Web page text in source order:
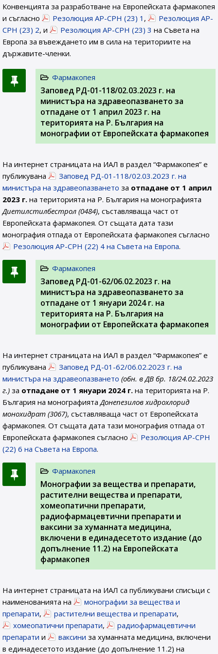
Конвенцията за разработване на Европейската фармакопея
и съгласно
Резолюция AP-CPH (23) 1 ,
Резолюция AP-
CPH (23) 2, и Резолюция AP-CPH (23) 3 на Съвета на
Европа за въвеждането им в сила на териториите на
държавите-членки.
Фармакопея
Заповед РД-01-118/02.03.2023 г. на
министъра на здравеопазването за
отпадане от 1 април 2023 г. на
територията на Р. България на
монографии от Европейската фармакопея
На интернет страницата на ИАЛ в раздел “Фармакопея” е
публикувана
Заповед РД-01-118/02.03.2023 г. на
министъра на здравеопазването за отпадане от 1 април
2023 г. на територията на Р. България на монографията
Диетилстилбестрол (0484), съставляваща част от
Европейската фармакопея. От същата дата тази
монография отпада от Европейската фармакопея съгласно
Резолюция AP-CPH (22) 4 на Съвета на Европа.
Фармакопея
Заповед РД-01-62/06.02.2023 г. на
министъра на здравеопазването за
отпадане от 1 януари 2024 г. на
територията на Р. България на
монографии от Европейската фармакопея
На интернет страницата на ИАЛ в раздел “Фармакопея” е
публикувана
Заповед РД-01-62/06.02.2023 г. на
министъра на здравеопазването (обн. в ДВ бр. 18/24.02.2023
г.) за отпадане от 1 януари 2024 г. на територията на Р.
България на монографиятаДонепезилов хидрохлорид
монохидрат (3067), съставляваща част от Европейската
фармакопея. От същата дата тази монография отпада от
Европейската фармакопея съгласно
Резолюция AP-CPH
(22) 6 на Съвета на Европа.
Фармакопея
Монографии за вещества и препарати,
растителни вещества и препарати,
хомеопатични препарати,
радиофармацевтични препарати и
ваксини за хуманната медицина,
включени в единадесетото издание (до
допълнение 11.2) на Европейската
фармакопея
На интернет страницата на ИАЛ са публикувани списъци с
наименованията на
монографии за вещества и
препарати, растителни вещества и препарати,
хомеопатични препарати,
радиофармацевтични
препарати и ваксини за хуманната медицина, включени
в единадесетото издание (до допълнение 11.2) на